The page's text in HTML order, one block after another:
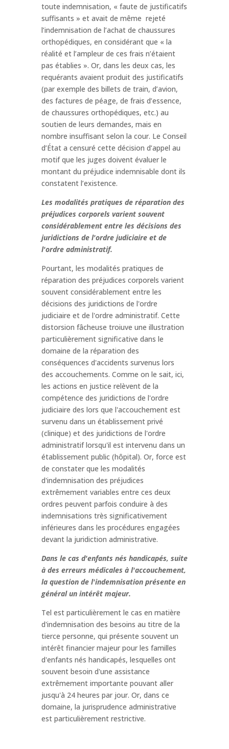
toute indemnisation, « faute de justificatifs
suffisants » et avait de même rejeté
l’indemnisation de l’achat de chaussures
orthopédiques, en considérant que « la
réalité et l’ampleur de ces frais n’étaient
pas établies ». Or, dans les deux cas, les
requérants avaient produit des justificatifs
(par exemple des billets de train, d’avion,
des factures de péage, de frais d’essence,
de chaussures orthopédiques, etc.) au
soutien de leurs demandes, mais en
nombre insuffisant selon la cour. Le Conseil
d’État a censuré cette décision d’appel au
motif que les juges doivent évaluer le
montant du préjudice indemnisable dont ils
constatent l’existence.
Les modalités pratiques de réparation des
préjudices corporels varient souvent
considérablement entre les décisions des
juridictions de l'ordre judiciaire et de
l'ordre administratif.
Pourtant, les modalités pratiques de
réparation des préjudices corporels varient
souvent considérablement entre les
décisions des juridictions de l'ordre
judiciaire et de l'ordre administratif. Cette
distorsion fâcheuse troiuve une illustration
particulièrement significative dans le
domaine de la réparation des
conséquences d'accidents survenus lors
des accouchements. Comme on le sait, ici,
les actions en justice relèvent de la
compétence des juridictions de l'ordre
judiciaire des lors que l'accouchement est
survenu dans un établissement privé
(clinique) et des juridictions de l'ordre
administratif lorsqu'il est intervenu dans un
établissement public (hôpital). Or, force est
de constater que les modalités
d'indemnisation des préjudices
extrêmement variables entre ces deux
ordres peuvent parfois conduire à des
indemnisations très significativement
inférieures dans les procédures engagées
devant la juridiction administrative.
Dans le cas d'enfants nés handicapés, suite
à des erreurs médicales à l'accouchement,
la question de l'indemnisation présente en
général un intérêt majeur.
Tel est particulièrement le cas en matière
d'indemnisation des besoins au titre de la
tierce personne, qui présente souvent un
intérêt financier majeur pour les familles
d'enfants nés handicapés, lesquelles ont
souvent besoin d'une assistance
extrêmement importante pouvant aller
jusqu'à 24 heures par jour. Or, dans ce
domaine, la jurisprudence administrative
est particulièrement restrictive.